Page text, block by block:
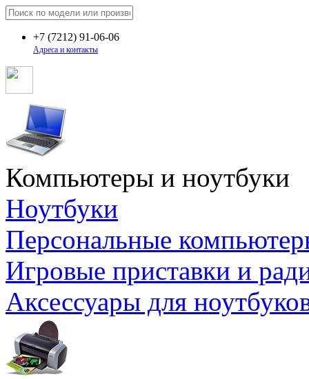
+7 (7212) 91-06-06
Адреса и контакты
Компьютеры и ноутбуки
Ноутбуки
Персональные
Игровые приставки и
Аксессуары для